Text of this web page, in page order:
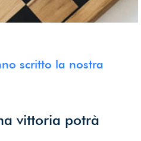
scritto la nostra
vittoria potrà